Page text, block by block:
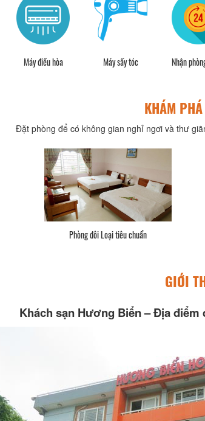
Máy điều hòa Máy sấy tóc Nhận
KHÁM
Đặt phòng để có không gian nghỉ ngơi và thư
Phòng đôi Loại tiêu chuẩn
GIỚI
Khách sạn Hương Biển – Địa